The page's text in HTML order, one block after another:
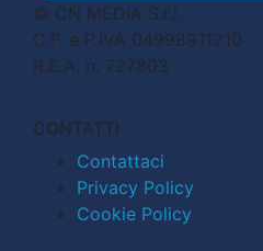
© CN MEDIA S.r.l.
C.F. e P.IVA 04998911210
R.E.A. n. 727803
CONTATTI
Contattaci
Privacy Policy
Cookie Policy